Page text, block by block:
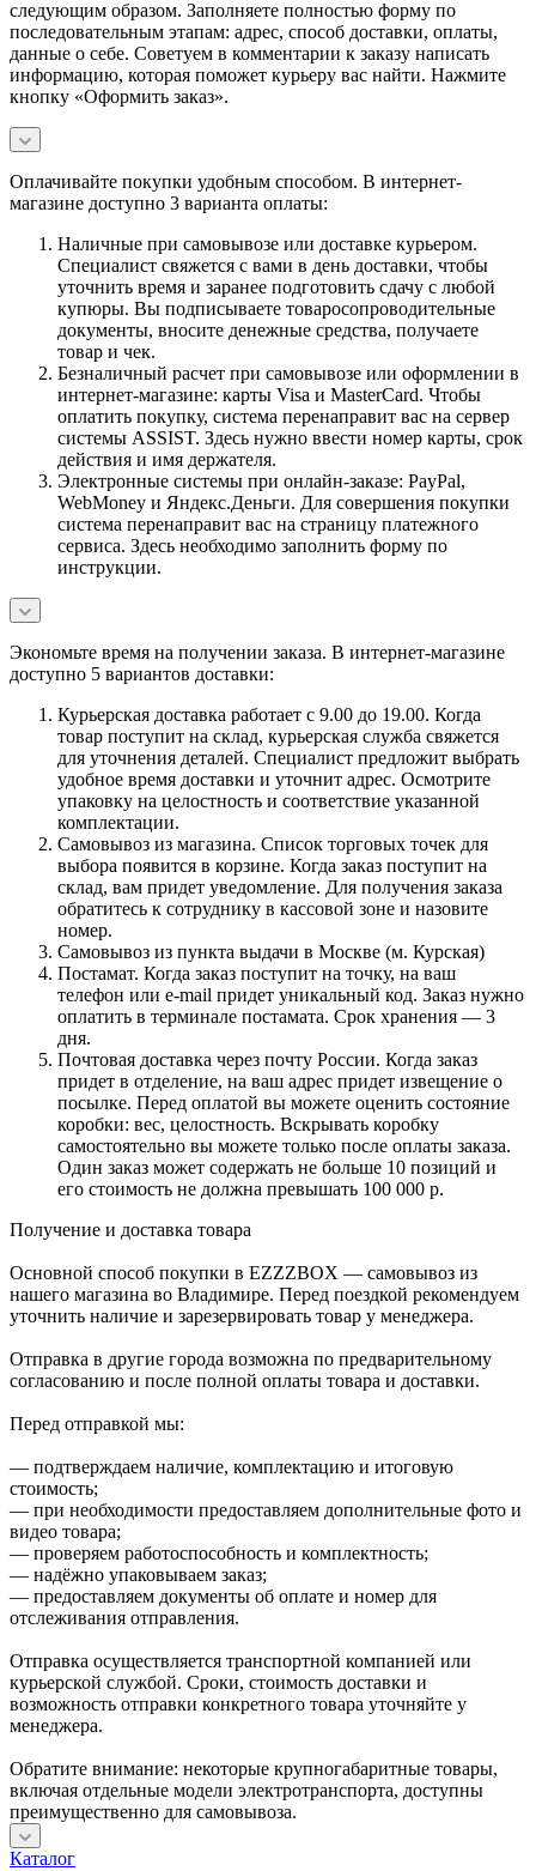
следующим образом. Заполняете полностью форму по
последовательным этапам: адрес, способ доставки, оплаты,
данные о себе. Советуем в комментарии к заказу написать
информацию, которая поможет курьеру вас найти. Нажмите
кнопку «Оформить заказ».
Оплачивайте покупки удобным способом. В интернет-
магазине доступно 3 варианта оплаты:
Наличные при самовывозе или доставке курьером.
Специалист свяжется с вами в день доставки, чтобы
уточнить время и заранее подготовить сдачу с любой
купюры. Вы подписываете товаросопроводительные
документы, вносите денежные средства, получаете
товар и чек.
Безналичный расчет при самовывозе или оформлении в
интернет-магазине: карты Visa и MasterCard. Чтобы
оплатить покупку, система перенаправит вас на сервер
системы ASSIST. Здесь нужно ввести номер карты, срок
действия и имя держателя.
Электронные системы при онлайн-заказе: PayPal,
WebMoney и Яндекс.Деньги. Для совершения покупки
система перенаправит вас на страницу платежного
сервиса. Здесь необходимо заполнить форму по
инструкции.
Экономьте время на получении заказа. В интернет-магазине
доступно 5 вариантов доставки:
Курьерская доставка работает с 9.00 до 19.00. Когда
товар поступит на склад, курьерская служба свяжется
для уточнения деталей. Специалист предложит выбрать
удобное время доставки и уточнит адрес. Осмотрите
упаковку на целостность и соответствие указанной
комплектации.
Самовывоз из магазина. Список торговых точек для
выбора появится в корзине. Когда заказ поступит на
склад, вам придет уведомление. Для получения заказа
обратитесь к сотруднику в кассовой зоне и назовите
номер.
Самовывоз из пункта выдачи в Москве (м. Курская)
Постамат. Когда заказ поступит на точку, на ваш
телефон или e-mail придет уникальный код. Заказ нужно
оплатить в терминале постамата. Срок хранения — 3
дня.
Почтовая доставка через почту России. Когда заказ
придет в отделение, на ваш адрес придет извещение о
посылке. Перед оплатой вы можете оценить состояние
коробки: вес, целостность. Вскрывать коробку
самостоятельно вы можете только после оплаты заказа.
Один заказ может содержать не больше 10 позиций и
его стоимость не должна превышать 100 000 р.
Получение и доставка товара
Основной способ покупки в EZZZBOX — самовывоз из
нашего магазина во Владимире. Перед поездкой рекомендуем
уточнить наличие и зарезервировать товар у менеджера.
Отправка в другие города возможна по предварительному
согласованию и после полной оплаты товара и доставки.
Перед отправкой мы:
— подтверждаем наличие, комплектацию и итоговую
стоимость;
— при необходимости предоставляем дополнительные фото и
видео товара;
— проверяем работоспособность и комплектность;
— надёжно упаковываем заказ;
— предоставляем документы об оплате и номер для
отслеживания отправления.
Отправка осуществляется транспортной компанией или
курьерской службой. Сроки, стоимость доставки и
возможность отправки конкретного товара уточняйте у
менеджера.
Обратите внимание: некоторые крупногабаритные товары,
включая отдельные модели электротранспорта, доступны
преимущественно для самовывоза.
Каталог